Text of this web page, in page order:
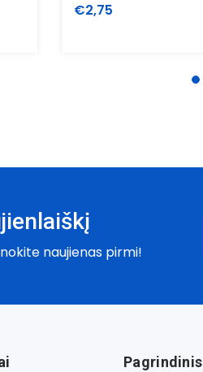
€2,75
naujienas pirmi!
Pagrindinis